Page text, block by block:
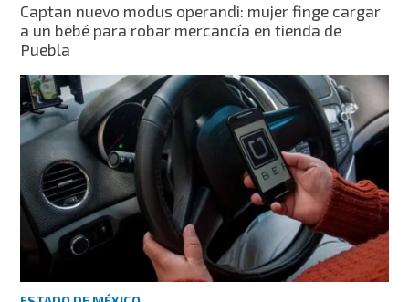
Captan nuevo modus operandi: mujer finge cargar
a un bebé para robar mercancía en tienda de
Puebla